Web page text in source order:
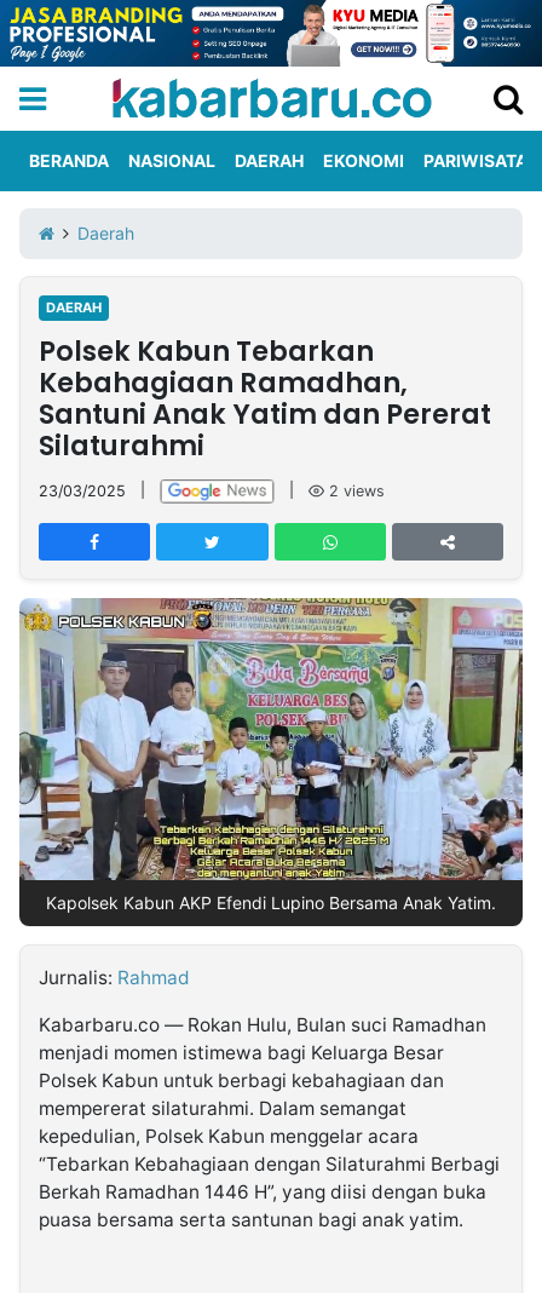
Iklan
Berita
Kami
Nasional
International
Olahraga
Entertainment
Daerah
Pariwisata
Kuliner
Kolom
Network
PT
TREETAN
MULTIMEDIA
INDONESIA
Partner
Insight
NTB
Suara
Time
Lens
IDN
Daily
Jogja
Jalan
Rakyat
Idealita
News
Kita
Notice
Dinamikapost.com
Radar
Baru
Seedbacklink
Follow
Kabarbaru
Kabarbaru.co
2026
BERANDA NASIONAL DAERAH EKONOMI PARIWISATA
Daerah
DAERAH
Polsek Kabun Tebarkan
Kebahagiaan Ramadhan,
Santuni Anak Yatim dan Pererat
Silaturahmi
23/03/2025 2 views
Kapolsek Kabun AKP Efendi Lupino Bersama Anak Yatim.
Jurnalis: Rahmad
Kabarbaru.co — Rokan Hulu, Bulan suci Ramadhan
menjadi momen istimewa bagi Keluarga Besar
Polsek Kabun untuk berbagi kebahagiaan dan
mempererat silaturahmi. Dalam semangat
kepedulian, Polsek Kabun menggelar acara
“Tebarkan Kebahagiaan dengan Silaturahmi Berbagi
Berkah Ramadhan 1446 H”, yang diisi dengan buka
puasa bersama serta santunan bagi anak yatim.